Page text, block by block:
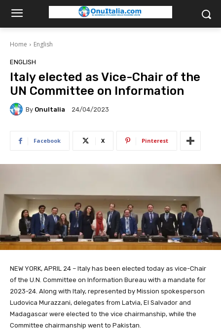
Home English
ENGLISH
Italy elected as Vice-Chair of the
UN Committee on Information
By OnuItalia 24/04/2023
Facebook X Pinterest
NEW YORK, APRIL 24 – Italy has been elected today as vice-Chair
of the U.N. Committee on Information Bureau with a mandate for
2023-24. Along with Italy, represented by Mission spokesperson
Ludovica Murazzani, delegates from Latvia, El Salvador and
Madagascar were elected to the vice chairmanship, while the
Committee chairmanship went to Pakistan.